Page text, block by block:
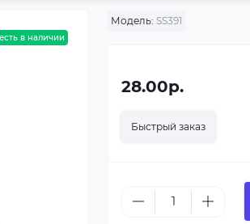
есть в наличии
Модель: SS391
28.00р.
Быстрый заказ